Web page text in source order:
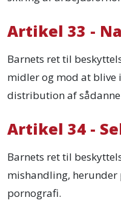
Artikel 33 -
Barnets ret til
midler og mod at
distribution af
Artikel 34 -
Barnets ret til
mishandling,
pornografi.